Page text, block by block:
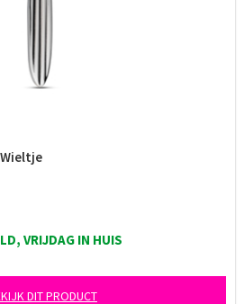
VRIJDAG IN HUIS
DIT PRODUCT